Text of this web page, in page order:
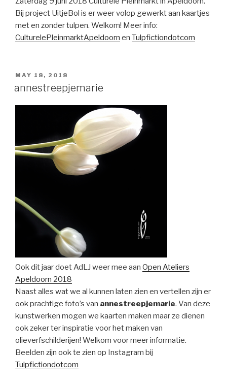
Bij project UitjeBol is er weer volop gewerkt aan kaartjes
met en zonder tulpen. Welkom! Meer info:
CulturelePleinmarktApeldoorn en Tulpfictiondotcom
POSTED
MAY 18, 2018
annestreepjemarie
Ook dit jaar doet AdLJ weer mee aan Open Ateliers
Apeldoorn 2018
Naast alles wat we al kunnen laten zien en vertellen zijn er
ook prachtige foto’s van annestreepjemarie. Van deze
kunstwerken mogen we kaarten maken maar ze dienen
ook zeker ter inspiratie voor het maken van
olieverfschilderijen! Welkom voor meer informatie.
Beelden zijn ook te zien op Instagram bij
Tulpfictiondotcom